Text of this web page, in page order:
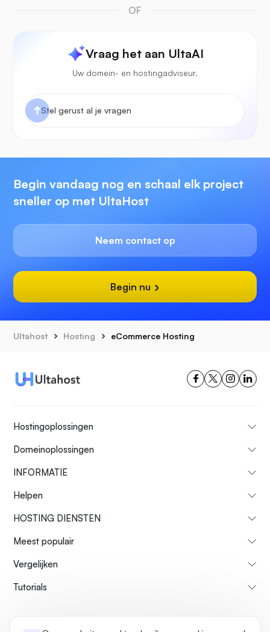
OF
Vraag het aan UltaAI
Uw domein- en hostingadviseur.
Begin vandaag nog en schaal elk project
sneller op met UltaHost
Neem contact op
Begin nu
Ultahost Hosting eCommerce Hosting
Hostingoplossingen
Domeinoplossingen
INFORMATIE
Helpen
HOSTING DIENSTEN
Meest populair
Vergelijken
Tutorials